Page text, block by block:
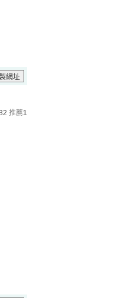
推薦1